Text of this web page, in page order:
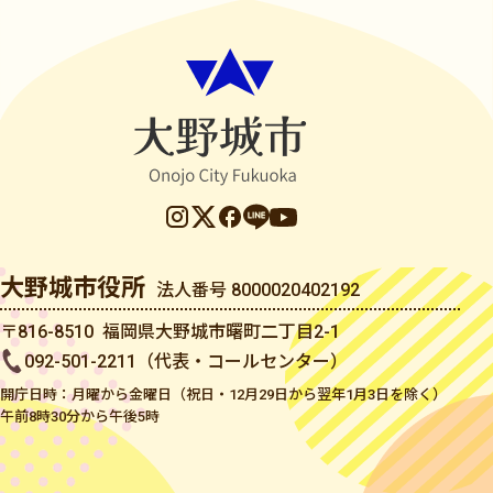
大野城市役所 法人番号 8000020402192
〒816-8510 福岡県大野城市曙町二丁目2-1
092-501-2211（代表・コールセンター）
開庁日時：月曜から金曜日（祝日・12月29日から翌年1月3日を除く）
午前8時30分から午後5時